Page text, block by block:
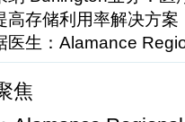
高存储利用率解决方
医生：Alamance
焦